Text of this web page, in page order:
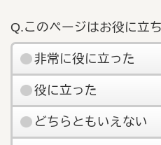
Q.このページはお役に立
非常に役に立った
役に立った
どちらともいえない